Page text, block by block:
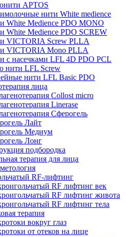
APTOS
нити White medience
White Medience PDO MONO
White Medience PDO SCREW
VICTORIA Screw PLLA
VICTORIA Mono PLLA
с насечками LFL 4D PDO PCL
нити LFL Screw
нити LFL Basic PDO
лица
Collost micro
Linerase
Сферогель
Лайт
Медиум
Лонг
подбородка
терапия для лица
RF-лифтинг
RF лифтинг век
RF лифтинг живота
RF лифтинг тела
терапия
вокруг глаз
от отеков на лице